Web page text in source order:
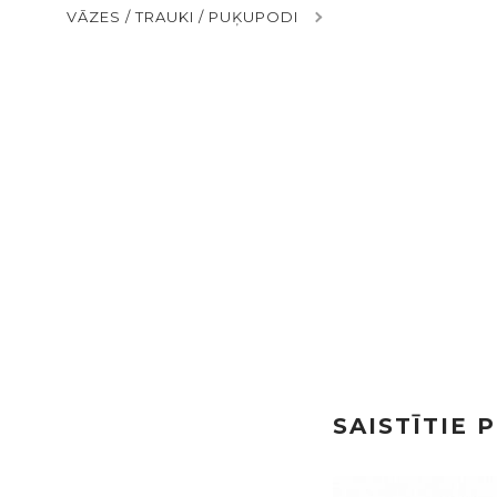
VĀZES / TRAUKI / PUĶUPODI
SAISTĪTIE